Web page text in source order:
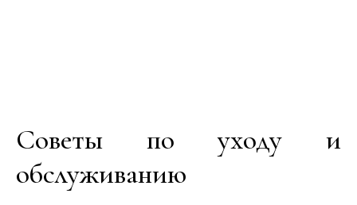
Советы по уходу и
обслуживанию